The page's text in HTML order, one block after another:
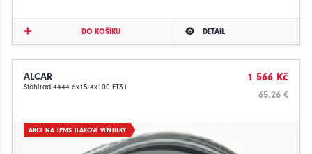
DO KOŠÍKU DETAIL
ALCAR
Stahlrad 4444 6x15 4x100 ET31
1 566 Kč
65.26 €
AKCE NA TPMS TLAKOVÉ VENTILKY